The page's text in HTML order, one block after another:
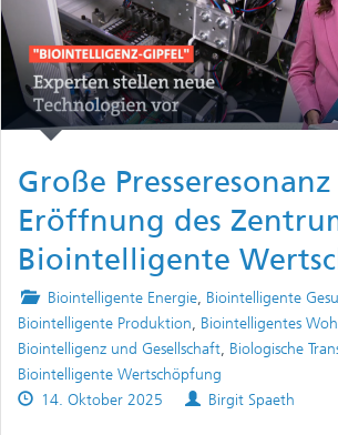
Große
Eröffnung des
Biointelligente
Posted
in
Biointelligente Energie, Biointelligente
Biointelligente Produktion, Biointelligentes
Biointelligenz und Gesellschaft, Biologische
Biointelligente Wertschöpfung
Published
14. Oktober 2025 Authors
Birgit Spaeth